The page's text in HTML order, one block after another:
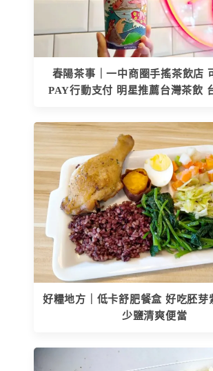
春陽茶事｜一中商圈手搖茶飲店
PAY行動支付 明星推薦台灣茶飲
好糧地方｜低卡舒肥餐盒 好吃胚芽
少鹽清爽便當